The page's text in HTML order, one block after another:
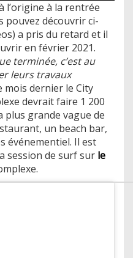
l’origine à la rentrée
pouvez découvrir ci-
a pris du retard et il
en février 2021.
terminée, c’est au
leurs travaux
dernier le City
devrait faire 1 200
plus grande vague de
un beach bar,
événementiel. Il est
session de surf sur le